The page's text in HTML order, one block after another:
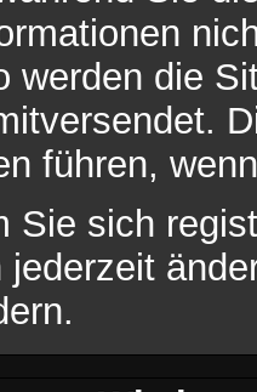
werden die
führen,
Sie sich
jederzeit